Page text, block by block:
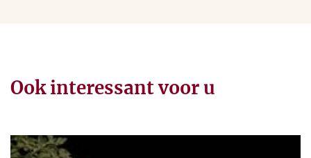
Ook interessant voor u